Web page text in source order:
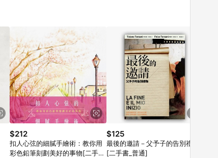
$212
扣人心弦的細膩手繪術：教你用
彩色鉛筆刻劃美好的事物[二手書
$125
最後的邀請－父予子的告別禮物
[二手書_普通]